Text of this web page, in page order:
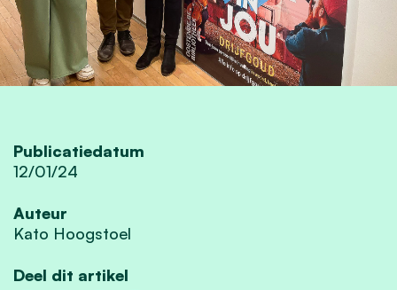
Publicatiedatum
12/01/24
Auteur
Kato Hoogstoel
Deel dit artikel